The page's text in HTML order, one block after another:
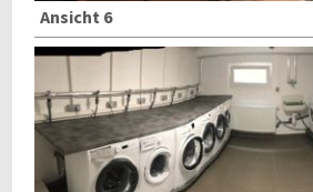
Ansicht 6